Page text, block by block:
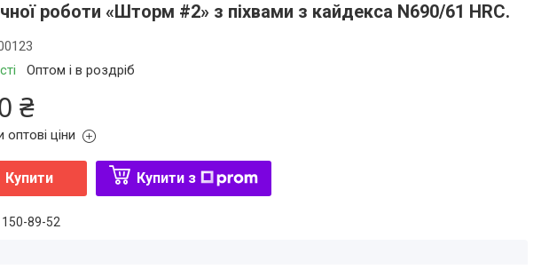
роботи «Шторм #2» з піхвами з кайдекса N690/61 HRC.
Оптом і в роздріб
₴
ціни
Купити Купити з
89-52